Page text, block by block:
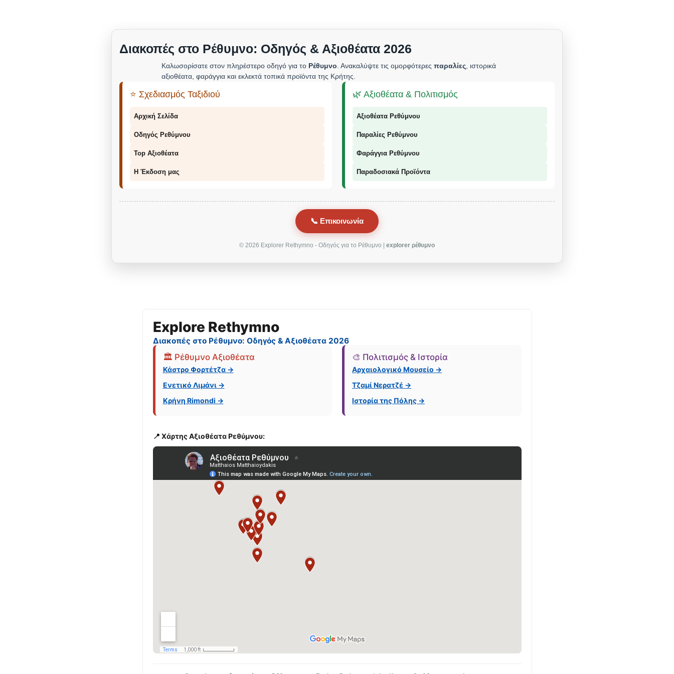
Διακοπές στο Ρέθυμνο: Οδηγός & Αξιοθέατα 2026
Καλωσορίσατε στον πληρέστερο οδηγό για το Ρέθυμνο . Ανακαλύψτε τις ομορφότερες παραλίες , ιστορικά
αξιοθέατα, φαράγγια και εκλεκτά τοπικά προϊόντα της Κρήτης.
⭐ Σχεδιασμός Ταξιδιού
Αρχική Σελίδα
Οδηγός Ρεθύμνου
Top Αξιοθέατα
Η Έκδοση μας
🌿 Αξιοθέατα & Πολιτισμός
Αξιοθέατα Ρεθύμνου
Παραλίες Ρεθύμνου
Φαράγγια Ρεθύμνου
Παραδοσιακά Προϊόντα
📞 Επικοινωνία
© 2026 Explorer Rethymno - Οδηγός για το Ρέθυμνο | explorer ρέθυμνο
Explore Rethymno
Διακοπές στο Ρέθυμνο: Οδηγός & Αξιοθέατα 2026
🏛️ Ρέθυμνο Αξιοθέατα
Κάστρο Φορτέτζα →
Ενετικό Λιμάνι →
Κρήνη Rimondi →
🎨 Πολιτισμός & Ιστορία
Αρχαιολογικό Μουσείο →
Τζαμί Νερατζέ →
Ιστορία της Πόλης →
📍 Χάρτης Αξιοθέατα Ρεθύμνου: